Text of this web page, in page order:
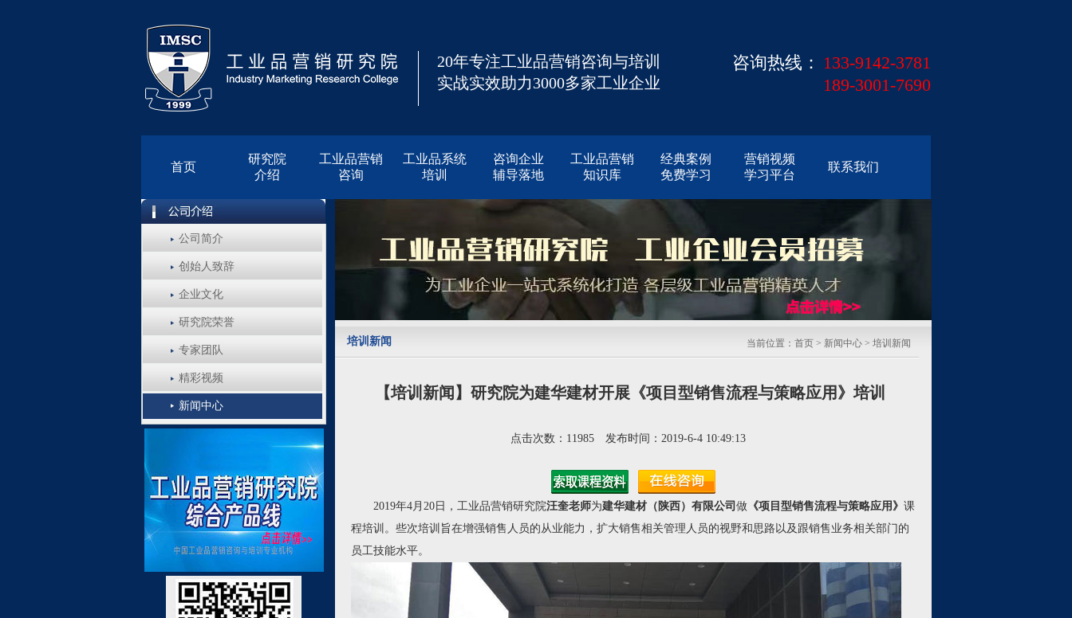
20年专注工业品营销咨询与培训
实战实效助力3000多家工业企业
咨询热线： 133-9142-3781
189-3001-7690
首页
研究院
介绍
工业品营销
咨询
工业品系统
培训
咨询企业
辅导落地
工业品营销
知识库
经典案例
免费学习
营销视频
学习平台
联系我们
公司简介
创始人致辞
企业文化
研究院荣誉
专家团队
精彩视频
新闻中心
培训新闻 当前位置： 首页 > 新闻中心 > 培训新闻
【培训新闻】研究院为建华建材开展《项目型销售流程与策略应用》培训
点击次数：11985 发布时间：2019-6-4 10:49:13
2019年4月20日，工业品营销研究院汪奎老师为建华建材（陕西）有限公司 做 《项目型销售流程与策略应用》 课
程培训。些次培训旨在增强销售人员的从业能力，扩大销售相关管理人员的视野和思路以及跟销售业务相关部门的
员工技能水平。